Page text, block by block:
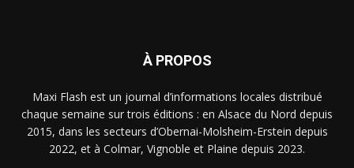
À PROPOS
Maxi Flash est un journal d’informations locales distribué
chaque semaine sur trois éditions : en Alsace du Nord depuis
2015, dans les secteurs d’Obernai-Molsheim-Erstein depuis
2022, et à Colmar, Vignoble et Plaine depuis 2023.